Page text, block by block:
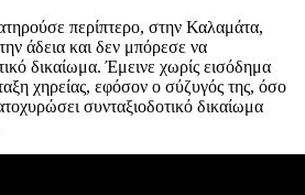
περίπτερο, στην Καλαμάτα,
άδεια και δεν μπόρεσε να
δικαίωμα. Έμεινε χωρίς εισόδημα
χηρείας, εφόσον ο σύζυγός της, όσο
συνταξιοδοτικό δικαίωμα